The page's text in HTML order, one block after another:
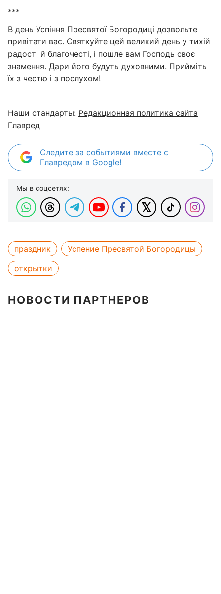
***
В день Успіння Пресвятої Богородиці дозвольте
привітати вас. Святкуйте цей великий день у тихій
радості й благочесті, і пошле вам Господь своє
знамення. Дари його будуть духовними. Прийміть
їх з честю і з послухом!
Наши стандарты: Редакционная политика сайта
Главред
Следите за событиями вместе с
Главредом в Google!
Мы в соцсетях:
праздник
Успение Пресвятой Богородицы
открытки
НОВОСТИ ПАРТНЕРОВ